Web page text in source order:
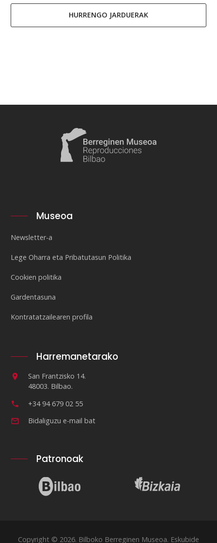
HURRENGO JARDUERAK
Museoa
Newsletter-a
Lege Oharra eta Pribatutasun Politika
Cookien politika
Gardentasuna
Kontratatzailearen profila
Harremanetarako
San Frantzisko 14.
48003. Bilbao.
+34 94 679 02 55
Bidaliguzu e-mail bat
Patronoak
Copyright © 2026. Bilboko Berreginen Museoa. Eskubide